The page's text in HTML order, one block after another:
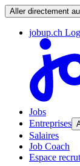
Aller directement
jobup.ch
Jobs
Entreprises
Salaires
Job Coach
Espace